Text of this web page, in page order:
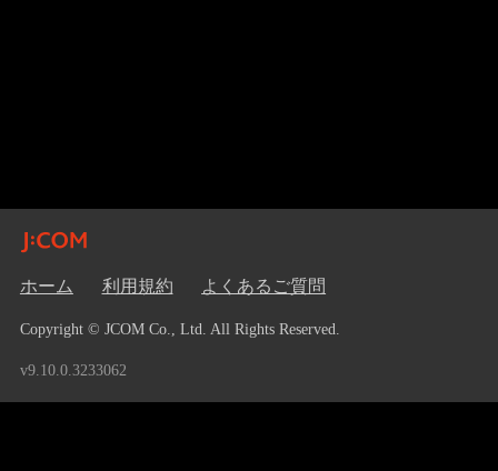
ホーム 利用規約 よくあるご質問
Copyright © JCOM Co., Ltd. All Rights Reserved.
v9.10.0.3233062